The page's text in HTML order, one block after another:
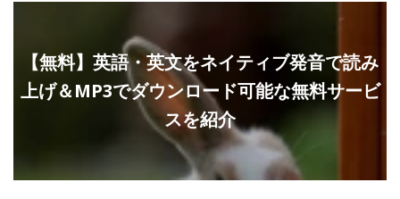
【無料】英語・英文をネイティブ発音で読み
上げ＆MP3でダウンロード可能な無料サービ
スを紹介